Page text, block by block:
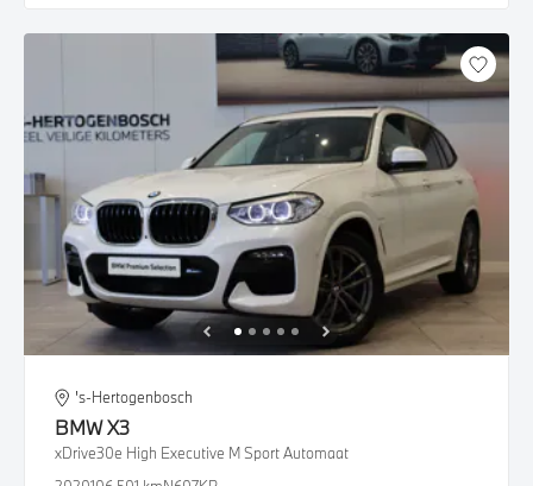
's-Hertogenbosch
BMWX3
xDrive30e High Executive M Sport Automaat